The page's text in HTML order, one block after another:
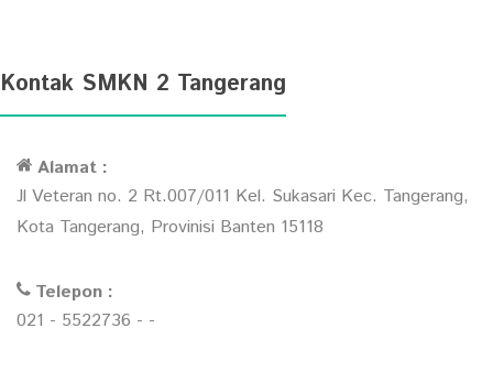
Kontak SMKN 2 Tangerang
Alamat :
Jl Veteran no. 2 Rt.007/011 Kel. Sukasari Kec. Tangerang,
Kota Tangerang, Provinisi Banten 15118
Telepon :
021 - 5522736 - -